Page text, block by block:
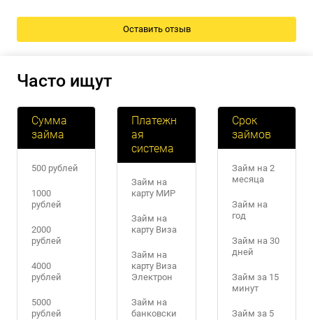
Часто ищут
Сумма
займа
500 рублей
1000
рублей
2000
рублей
4000
рублей
5000
рублей
Платежн
ая
система
Займ на
карту МИР
Займ на
карту Виза
Займ на
карту Виза
Электрон
Займ на
банковски
Срок
займов
Займ на 2
месяца
Займ на
год
Займ на 30
дней
Займ за 15
минут
Займ за 5